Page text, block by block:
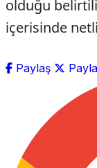
olduğu
içerisinde
Paylaş